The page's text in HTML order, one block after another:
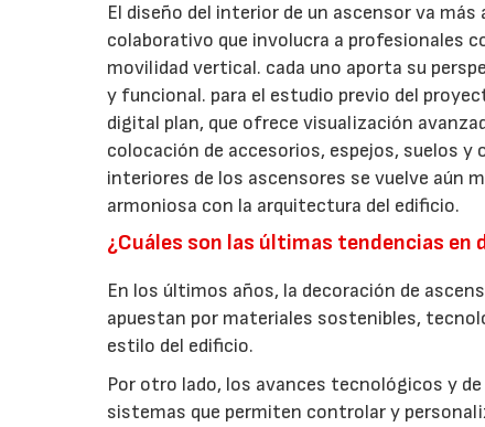
El diseño del interior de un ascensor va
colaborativo que involucra a profesionales
movilidad vertical. cada uno aporta su
y funcional. para el estudio previo del
digital plan, que ofrece visualización
colocación de accesorios, espejos, suelos y
interiores de los ascensores se vuelve aún
armoniosa con la arquitectura del edificio.
¿Cuáles son las últimas tendencias en
En los últimos años, la decoración de
apuestan por materiales sostenibles,
estilo del edificio.
Por otro lado, los avances tecnológicos y
sistemas que permiten controlar y